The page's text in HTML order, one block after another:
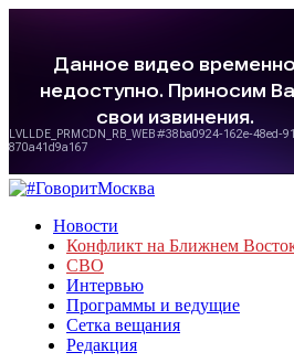
Новости
Конфликт на Ближнем
СВО
Интервью
Программы и ведущие
Сетка вещания
Редакция